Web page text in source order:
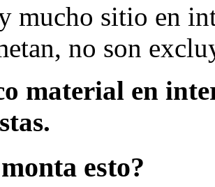
mucho sitio en
no son
material en
esto?